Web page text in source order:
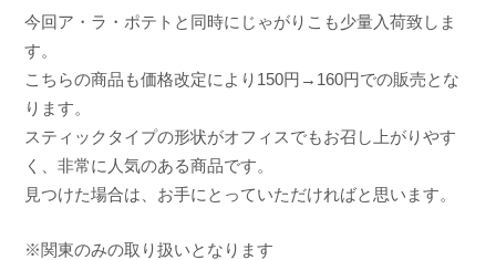
今回ア・ラ・ポテトと同時にじゃがりこも少量入荷致しま
す。
こちらの商品も価格改定により150円→160円での販売とな
ります。
スティックタイプの形状がオフィスでもお召し上がりやす
く、非常に人気のある商品です。
見つけた場合は、お手にとっていただければと思います。
※関東のみの取り扱いとなります